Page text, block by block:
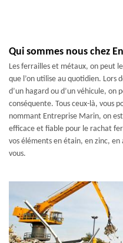
Qui sommes nous chez
Les ferrailles et métaux, on peut
que l’on utilise au quotidien. Lors
d’un hagard ou d’un véhicule,
conséquente. Tous ceux-là, vous
nommant Entreprise Marin, on
efficace et fiable pour le rachat
vos éléments en étain, en zinc,
vous.